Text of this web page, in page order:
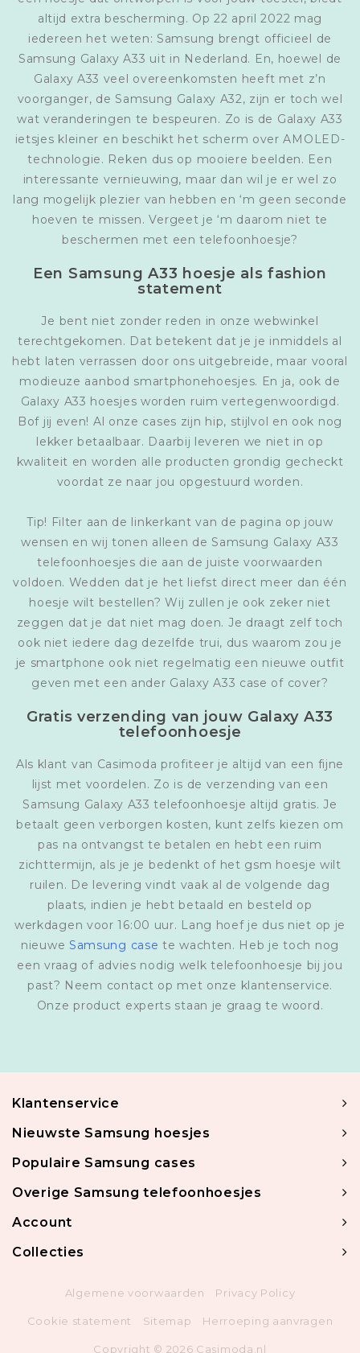
altijd extra bescherming. Op 22 april 2022 mag
iedereen het weten: Samsung brengt officieel de
Samsung Galaxy A33 uit in Nederland. En, hoewel de
Galaxy A33 veel overeenkomsten heeft met z’n
voorganger, de Samsung Galaxy A32, zijn er toch wel
wat veranderingen te bespeuren. Zo is de Galaxy A33
ietsjes kleiner en beschikt het scherm over AMOLED-
technologie. Reken dus op mooiere beelden. Een
interessante vernieuwing, maar dan wil je er wel zo
lang mogelijk plezier van hebben en ‘m geen seconde
hoeven te missen. Vergeet je ‘m daarom niet te
beschermen met een telefoonhoesje?
Een Samsung A33 hoesje als fashion
statement
Je bent niet zonder reden in onze webwinkel
terechtgekomen. Dat betekent dat je je inmiddels al
hebt laten verrassen door ons uitgebreide, maar vooral
modieuze aanbod smartphonehoesjes. En ja, ook de
Galaxy A33 hoesjes worden ruim vertegenwoordigd.
Bof jij even! Al onze cases zijn hip, stijlvol en ook nog
lekker betaalbaar. Daarbij leveren we niet in op
kwaliteit en worden alle producten grondig gecheckt
voordat ze naar jou opgestuurd worden.
Tip! Filter aan de linkerkant van de pagina op jouw
wensen en wij tonen alleen de Samsung Galaxy A33
telefoonhoesjes die aan de juiste voorwaarden
voldoen. Wedden dat je het liefst direct meer dan één
hoesje wilt bestellen? Wij zullen je ook zeker niet
zeggen dat je dat niet mag doen. Je draagt zelf toch
ook niet iedere dag dezelfde trui, dus waarom zou je
je smartphone ook niet regelmatig een nieuwe outfit
geven met een ander Galaxy A33 case of cover?
Gratis verzending van jouw Galaxy A33
telefoonhoesje
Als klant van Casimoda profiteer je altijd van een fijne
lijst met voordelen. Zo is de verzending van een
Samsung Galaxy A33 telefoonhoesje altijd gratis. Je
betaalt geen verborgen kosten, kunt zelfs kiezen om
pas na ontvangst te betalen en hebt een ruim
zichttermijn, als je je bedenkt of het gsm hoesje wilt
ruilen. De levering vindt vaak al de volgende dag
plaats, indien je hebt betaald en besteld op
werkdagen voor 16:00 uur. Lang hoef je dus niet op je
nieuwe Samsung case te wachten. Heb je toch nog
een vraag of advies nodig welk telefoonhoesje bij jou
past? Neem contact op met onze klantenservice.
Onze product experts staan je graag te woord.
Klantenservice
Nieuwste Samsung hoesjes
Populaire Samsung cases
Overige Samsung telefoonhoesjes
Account
Collecties
Algemene voorwaarden Privacy Policy
Cookie statement Sitemap Herroeping aanvragen
Copyright © 2026 Casimoda.nl